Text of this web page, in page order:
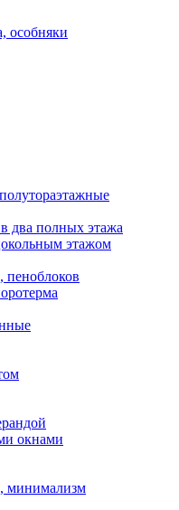
особняки
два полных этажа
этажом
пеноблоков
окнами
минимализм